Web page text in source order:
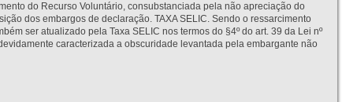
do Recurso Voluntário, consubstanciada pela não apreciação do
dos embargos de declaração. TAXA SELIC. Sendo o ressarcimento
ser atualizado pela Taxa SELIC nos termos do §4º do art. 39 da Lei nº
caracterizada a obscuridade levantada pela embargante não